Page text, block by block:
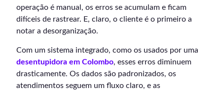
operação é manual, os erros se acumulam e ficam
difíceis de rastrear. E, claro, o cliente é o primeiro a
notar a desorganização.
Com um sistema integrado, como os usados por uma
desentupidora em Colombo, esses erros diminuem
drasticamente. Os dados são padronizados, os
atendimentos seguem um fluxo claro, e as